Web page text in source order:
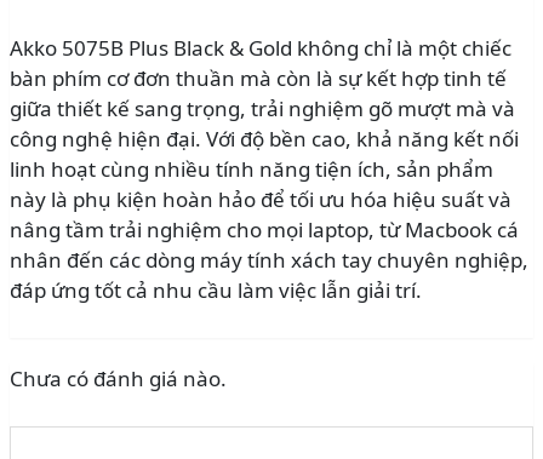
Akko 5075B Plus Black & Gold không chỉ là một chiếc
bàn phím cơ đơn thuần mà còn là sự kết hợp tinh tế
giữa thiết kế sang trọng, trải nghiệm gõ mượt mà và
công nghệ hiện đại. Với độ bền cao, khả năng kết nối
linh hoạt cùng nhiều tính năng tiện ích, sản phẩm
này là phụ kiện hoàn hảo để tối ưu hóa hiệu suất và
nâng tầm trải nghiệm cho mọi laptop, từ Macbook cá
nhân đến các dòng máy tính xách tay chuyên nghiệp,
đáp ứng tốt cả nhu cầu làm việc lẫn giải trí.
Chưa có đánh giá nào.